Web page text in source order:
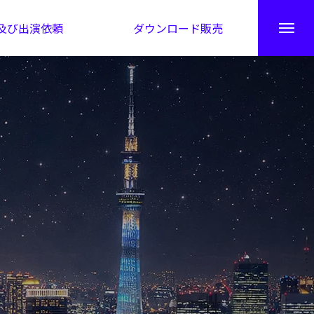
び出演依頼 ダウンロード販売
秘伝公開！吉凶カレンダー